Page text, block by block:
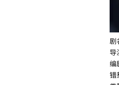
剧
导
编
错